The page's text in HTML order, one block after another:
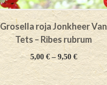
Grosella roja Jonkheer Van
Tets – Ribes rubrum
5,00€–9,50 €